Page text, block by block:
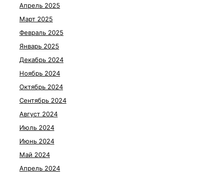
Апрель 2025
Март 2025
Февраль 2025
Январь 2025
Декабрь 2024
Ноябрь 2024
Октябрь 2024
Сентябрь 2024
Август 2024
Июль 2024
Июнь 2024
Май 2024
Апрель 2024